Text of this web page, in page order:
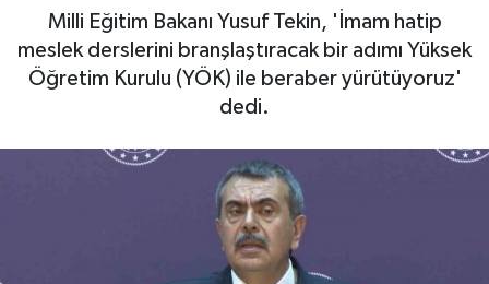
Milli Eğitim Bakanı Yusuf Tekin, 'İmam hatip
meslek derslerini branşlaştıracak bir adımı Yüksek
Öğretim Kurulu (YÖK) ile beraber yürütüyoruz'
dedi.
Asayiş
Magazin